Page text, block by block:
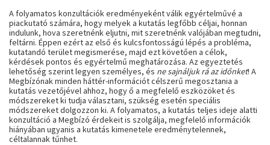
A folyamatos konzultációk eredményeként válik egyértelművé a
piackutató számára, hogy melyek a kutatás legfőbb céljai, honnan
indulunk, hova szeretnénk eljutni, mit szeretnénk valójában megtudni,
feltárni. Éppen ezért az első és kulcsfontosságú lépés a probléma,
kutatandó terület megismerése, majd ezt követően a célok,
kérdések pontos és egyértelmű meghatározása. Az egyeztetés
lehetőség szerint legyen személyes, és ne sajnáljuk rá az időnket! A
Megbízónak minden háttér-információt célszerű megosztania a
kutatás vezetőjével ahhoz, hogy ő a megfelelő eszközöket és
módszereket ki tudja választani, szükség esetén speciális
módszereket dolgozzon ki. A folyamatos, a kutatás teljes ideje alatti
konzultáció a Megbízó érdekeit is szolgálja, megfelelő információk
hiányában ugyanis a kutatás kimenetele eredménytelennek,
céltalannak tűnhet.